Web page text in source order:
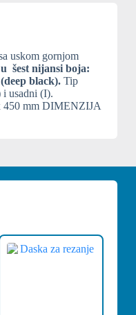
uskom gornjom
šest nijansi boja:
black).Tip
i usadni (I).
450 mm DIMENZIJA